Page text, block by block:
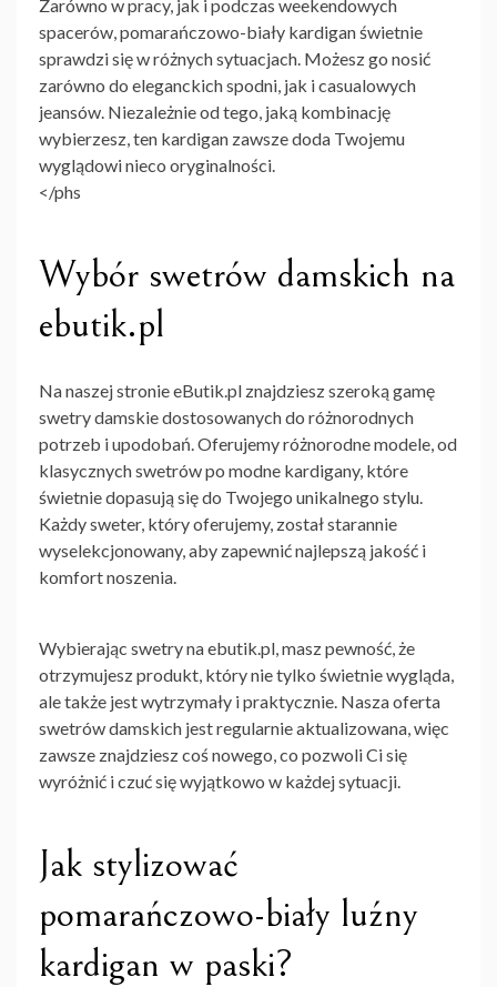
Zarówno w pracy, jak i podczas weekendowych
spacerów, pomarańczowo-biały kardigan świetnie
sprawdzi się w różnych sytuacjach. Możesz go nosić
zarówno do eleganckich spodni, jak i casualowych
jeansów. Niezależnie od tego, jaką kombinację
wybierzesz, ten kardigan zawsze doda Twojemu
wyglądowi nieco oryginalności.
</phs
Wybór swetrów damskich na
ebutik.pl
Na naszej stronie eButik.pl znajdziesz szeroką gamę
swetry damskiedostosowanych do różnorodnych
potrzeb i upodobań. Oferujemy różnorodne modele, od
klasycznych swetrów po modne kardigany, które
świetnie dopasują się do Twojego unikalnego stylu.
Każdy sweter, który oferujemy, został starannie
wyselekcjonowany, aby zapewnić najlepszą jakość i
komfort noszenia.
Wybierając swetry na ebutik.pl, masz pewność, że
otrzymujesz produkt, który nie tylko świetnie wygląda,
ale także jest wytrzymały i praktycznie. Nasza oferta
swetrów damskich jest regularnie aktualizowana, więc
zawsze znajdziesz coś nowego, co pozwoli Ci się
wyróżnić i czuć się wyjątkowo w każdej sytuacji.
Jak stylizować
pomarańczowo-biały luźny
kardigan w paski?